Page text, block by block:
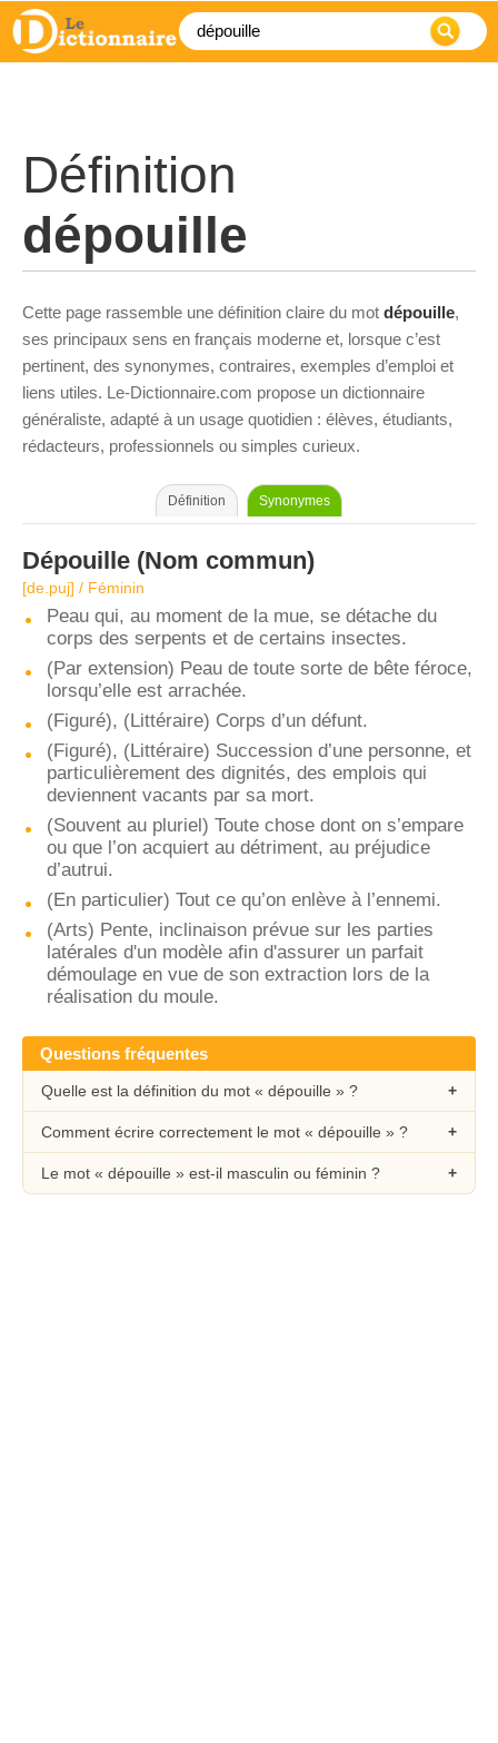
Définition
dépouille
Cette page rassemble une définition claire du mot dépouille,
ses principaux sens en français moderne et, lorsque c’est
pertinent, des synonymes, contraires, exemples d’emploi et
liens utiles. Le-Dictionnaire.com propose un dictionnaire
généraliste, adapté à un usage quotidien : élèves, étudiants,
rédacteurs, professionnels ou simples curieux.
Définition Synonymes
Dépouille (Nom commun)
[de.puj] / Féminin
Peau qui, au moment de la mue, se détache du
corps des serpents et de certains insectes.
(Par extension) Peau de toute sorte de bête féroce,
lorsqu’elle est arrachée.
(Figuré), (Littéraire) Corps d’un défunt.
(Figuré), (Littéraire) Succession d’une personne, et
particulièrement des dignités, des emplois qui
deviennent vacants par sa mort.
(Souvent au pluriel) Toute chose dont on s’empare
ou que l’on acquiert au détriment, au préjudice
d’autrui.
(En particulier) Tout ce qu’on enlève à l’ennemi.
(Arts) Pente, inclinaison prévue sur les parties
latérales d'un modèle afin d'assurer un parfait
démoulage en vue de son extraction lors de la
réalisation du moule.
Questions fréquentes
Quelle est la définition du mot « dépouille » ?
Comment écrire correctement le mot « dépouille » ?
Le mot « dépouille » est-il masculin ou féminin ?